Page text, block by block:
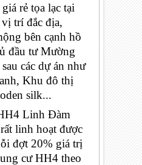
rẻ tọa lạc tại
trí đắc địa,
bên cạnh hồ
đầu tư Mường
các dự án như
Khu đô thị
silk...
Linh Đàm
linh hoạt được
đợt 20% giá trị
cư HH4 theo